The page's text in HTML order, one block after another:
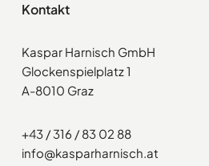
Kontakt
Kaspar Harnisch GmbH
Glockenspielplatz 1
A-8010 Graz
+43 / 316 / 83 02 88
info@kasparharnisch.at